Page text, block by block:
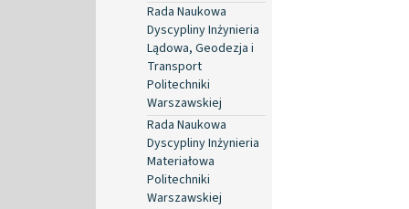
Rada Naukowa
Dyscypliny Inżynieria
Lądowa, Geodezja i
Transport
Politechniki
Warszawskiej
Rada Naukowa
Dyscypliny Inżynieria
Materiałowa
Politechniki
Warszawskiej